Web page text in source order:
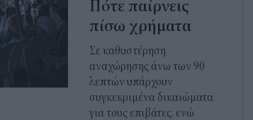
Πότε παίρνεις
πίσω χρήματα
Σε καθυστέρηση
αναχώρησης άνω των 90
λεπτών υπάρχουν
συγκεκριμένα δικαιώματα
για τους επιβάτες, ενώ